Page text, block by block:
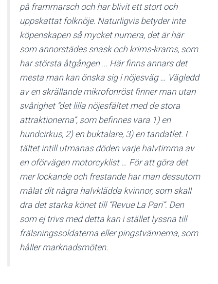
på frammarsch och har blivit ett stort och
uppskattat folknöje. Naturligvis betyder inte
köpenskapen så mycket numera, det är här
som annorstädes snask och krims-krams, som
har största åtgången … Här finns annars det
mesta man kan önska sig i nöjesväg … Vägledd
av en skrällande mikrofonröst finner man utan
svårighet ”det lilla nöjesfältet med de stora
attraktionerna”, som befinnes vara 1) en
hundcirkus, 2) en buktalare, 3) en tandatlet. I
tältet intill utmanas döden varje halvtimma av
en oförvägen motorcyklist … För att göra det
mer lockande och frestande har man dessutom
målat dit några halvklädda kvinnor, som skall
dra det starka könet till ”Revue La Pari”. Den
som ej trivs med detta kan i stället lyssna till
frälsningssoldaterna eller pingstvännerna, som
håller marknadsmöten.